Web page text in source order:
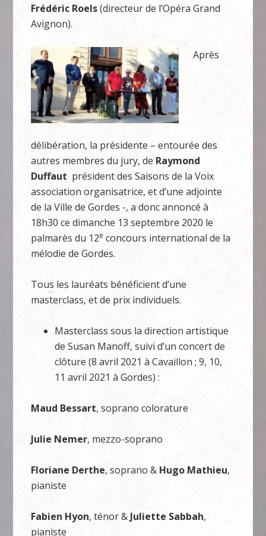
Frédéric Roels(directeur de l’Opéra Grand
Avignon).
Après
délibération, la présidente – entourée des
autres membres du jury, de Raymond
Duffaut président des Saisons de la Voix
association organisatrice, et d’une adjointe
de la Ville de Gordes -, a donc annoncé à
18h30 ce dimanche 13 septembre 2020 le
palmarès du 12e concours international de la
mélodie de Gordes.
Tous les lauréats bénéficient d’une
masterclass, et de prix individuels.
Masterclass sous la direction artistique
de Susan Manoff, suivi d’un concert de
clôture (8 avril 2021 à Cavaillon ; 9, 10,
11 avril 2021 à Gordes) :
Maud Bessart, soprano colorature
Julie Nemer, mezzo-soprano
Floriane Derthe, soprano & Hugo Mathieu,
pianiste
Fabien Hyon, ténor & Juliette Sabbah,
pianiste